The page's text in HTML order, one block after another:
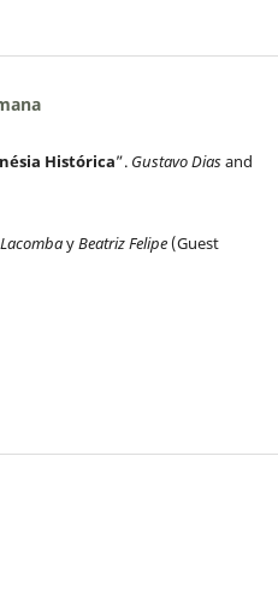
Histórica”. Gustavo Diasand
yBeatriz Felipe (Guest